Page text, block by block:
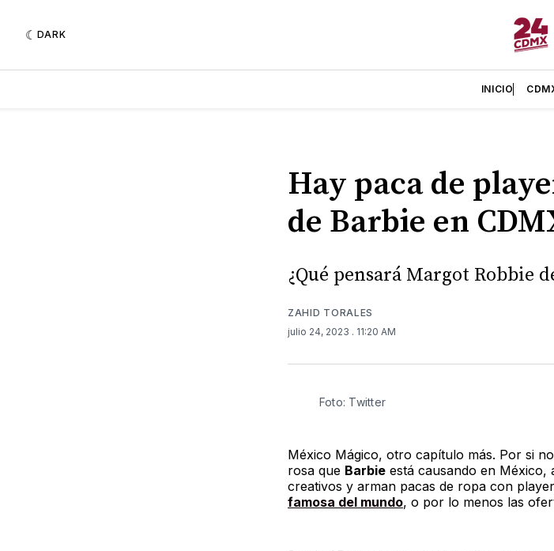
DARK
INICIO
Hay paca de
de Barbie en
¿Qué pensará Margot Robbie
ZAHID TORALES
julio 24, 2023 . 11:20 AM
Foto: Twitter
México Mágico, otro capítulo más. Por si
rosa que Barbieestá causando en México,
creativos y arman pacas de ropa con
famosa del mundo, o por lo menos las